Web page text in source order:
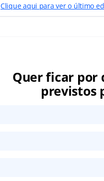
Clique aqui para ver o último
Quer ficar por
previstos